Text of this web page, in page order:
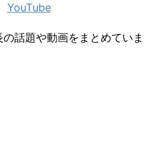
YouTube
話題や動画をまとめていま